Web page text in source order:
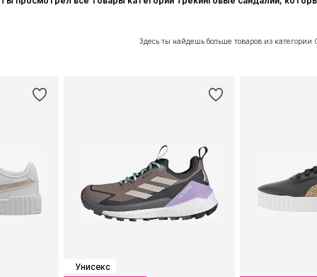
Здесь ты найдешь больше товаров из категории
Унисекс